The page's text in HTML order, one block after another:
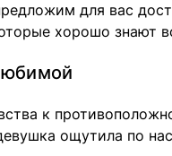
для вас
хорошо знают
к
ощутила по